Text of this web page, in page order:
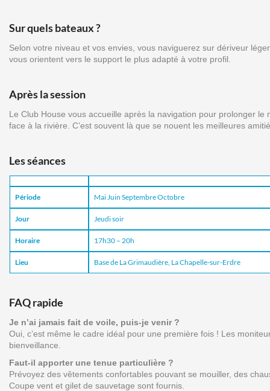
Sur quels bateaux ?
Selon votre niveau et vos envies, vous naviguerez sur dériveur
vous orientent vers le support le plus adapté à votre profil.
Après la session
Le Club House vous accueille après la navigation pour prolonger le
face à la rivière. C’est souvent là que se nouent les meilleures
Les séances
Période Mai Juin Septembre Octobre
Jour Jeudi soir
Horaire 17h30 – 20h
Lieu Base de La Grimaudière, La Chapelle-sur-Erdre
FAQ rapide
Je n’ai jamais fait de voile, puis-je venir ?
Oui, c’est même le cadre idéal pour une première fois ! Les
bienveillance.
Faut-il apporter une tenue particulière ?
Prévoyez des vêtements confortables pouvant se mouiller, des
Coupe vent et gilet de sauvetage sont fournis.